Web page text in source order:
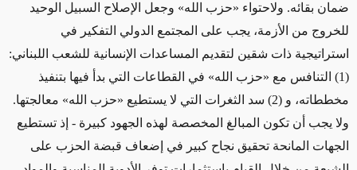
ضمان بقائه. ولاحتواء «حزب الله» وجعل الإصلاح السبيل الوحيد
للخروج من الأزمة، يجب على المجتمع الدولي التفكير في
استراتيجية ذات شقين لتقديم المساعدات الإنسانية للشعب اللبناني:
(1) التنافس مع «حزب الله» في القطاعات التي بدأ فيها بتنفيذ
مخططاته، و (2) سد الثغرات التي لا يستطيع «حزب الله» معالجتها.
ولا يجب أن تكون المبالغ المخصصة لهذه الجهود كبيرة - إذ تستطيع
الجهات المانحة تحقيق نجاح كبير في إضعاف قبضة الحزب على